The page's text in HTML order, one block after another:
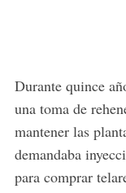
Durante quince
una toma de
mantener las
demandaba
para comprar